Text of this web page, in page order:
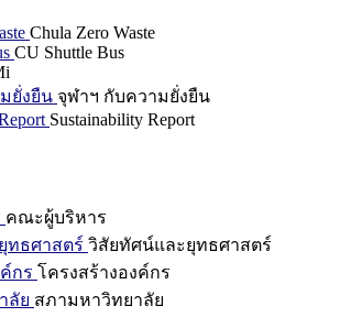
Chula Zero Waste
CU Shuttle Bus
ยั่งยืน จุฬาฯ กับความยั่งยืน
Sustainability Report
คณะผู้บริหาร
ทธศาสตร์ วิสัยทัศน์และยุทธศาสตร์
กร โครงสร้างองค์กร
ลัย สภามหาวิทยาลัย